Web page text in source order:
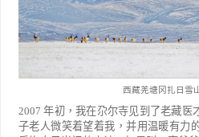
西藏羌塘冈扎日雪
2007年初，我在尕尔寺见到了老藏医
子老人微笑着望着我，并用温暖有力